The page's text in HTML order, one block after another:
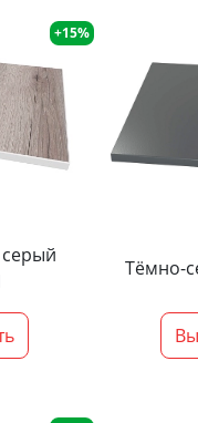
+15%
Тёмно-